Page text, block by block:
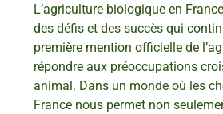
L’agriculture biologique en
des défis et des succès qui
première mention officielle de
répondre aux préoccupations
animal. Dans un monde où les
France nous permet non